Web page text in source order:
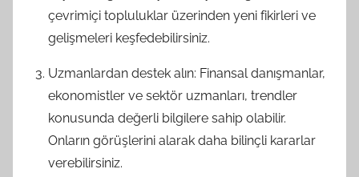
çevrimiçi topluluklar üzerinden yeni fikirleri ve
gelişmeleri keşfedebilirsiniz.
Uzmanlardan destek alın: Finansal danışmanlar,
ekonomistler ve sektör uzmanları, trendler
konusunda değerli bilgilere sahip olabilir.
Onların görüşlerini alarak daha bilinçli kararlar
verebilirsiniz.